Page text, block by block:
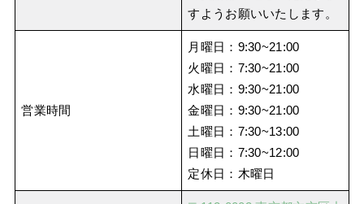
すようお願いいたします。
営業時間
月曜日：9:30~21:00
火曜日：7:30~21:00
水曜日：9:30~21:00
金曜日：9:30~21:00
土曜日：7:30~13:00
日曜日：7:30~12:00
定休日：木曜日